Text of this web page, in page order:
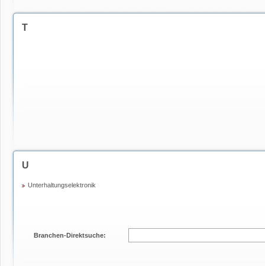
T
U
Unterhaltungselektronik
Branchen-Direktsuche: